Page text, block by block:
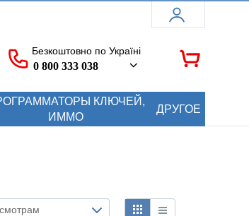
Безкоштовно по Україні
0 800 333 038
КЛЮЧЕЙ,
ИММО
ДРУГОЕ